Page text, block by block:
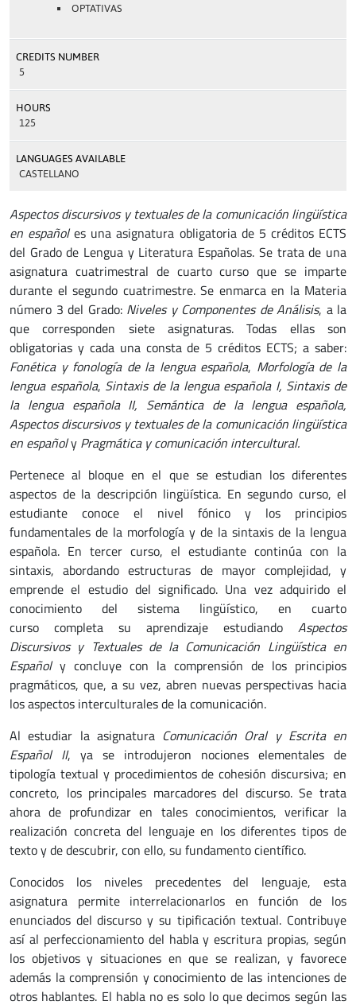
OPTATIVAS
CREDITS NUMBER
5
HOURS
125
LANGUAGES AVAILABLE
CASTELLANO
Aspectos discursivos y textuales de la comunicación lingüística
en españoles una asignatura obligatoria de 5 créditos ECTS
del Grado de Lengua y Literatura Españolas. Se trata de una
asignatura cuatrimestral de cuarto curso que se imparte
durante el segundo cuatrimestre. Se enmarca en la Materia
número 3 del Grado: Niveles y Componentes de Análisis, a la
que corresponden siete asignaturas. Todas ellas son
obligatorias y cada una consta de 5 créditos ECTS; a saber:
Fonética y fonología de la lengua española, Morfología de la
lengua española, Sintaxis de la lengua española I, Sintaxis de
la lengua española II, Semántica de la lengua española,
Aspectos discursivos y textuales de la comunicación lingüística
en españoly Pragmática y comunicación intercultural.
Pertenece al bloque en el que se estudian los diferentes
aspectos de la descripción lingüística. En segundo curso, el
estudiante conoce el nivel fónico y los principios
fundamentales de la morfología y de la sintaxis de la lengua
española. En tercer curso, el estudiante continúa con la
sintaxis, abordando estructuras de mayor complejidad, y
emprende el estudio del significado. Una vez adquirido el
conocimiento del sistema lingüístico, en cuarto
curso completa su aprendizaje estudiando Aspectos
Discursivos y Textuales de la Comunicación Lingüística en
Español y concluye con la comprensión de los principios
pragmáticos, que, a su vez, abren nuevas perspectivas hacia
los aspectos interculturales de la comunicación.
Al estudiar la asignatura Comunicación Oral y Escrita en
Español II, ya se introdujeron nociones elementales de
tipología textual y procedimientos de cohesión discursiva; en
concreto, los principales marcadores del discurso. Se trata
ahora de profundizar en tales conocimientos, verificar la
realización concreta del lenguaje en los diferentes tipos de
texto y de descubrir, con ello, su fundamento científico.
Conocidos los niveles precedentes del lenguaje, esta
asignatura permite interrelacionarlos en función de los
enunciados del discurso y su tipificación textual. Contribuye
así al perfeccionamiento del habla y escritura propias, según
los objetivos y situaciones en que se realizan, y favorece
además la comprensión y conocimiento de las intenciones de
otros hablantes. El habla no es solo lo que decimos según las